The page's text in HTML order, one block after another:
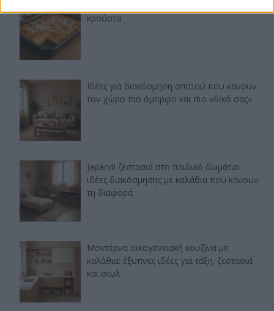
κρούστα
Ιδέες για διακόσμηση σπιτιού που κάνουν
τον χώρο πιο όμορφο και πιο «δικό σας»
Japandi ζεστασιά στο παιδικό δωμάτιο:
ιδέες διακόσμησης με καλάθια που κάνουν
τη διαφορά
Μοντέρνα οικογενειακή κουζίνα με
καλάθια: έξυπνες ιδέες για τάξη, ζεστασιά
και στυλ